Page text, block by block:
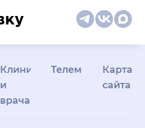
Клиникам
и
врачам
Телемедицина
Карта
сайта